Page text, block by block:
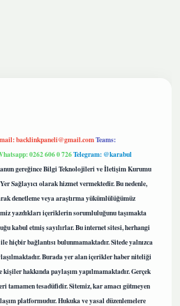
backlinkpaneli@gmail.comTeams:
0262 606 0 726Telegram: @karabul
gereğince Bilgi Teknolojileri ve İletişim Kurumu
Sağlayıcı olarak hizmet vermektedir. Bu nedenle,
denetleme veya araştırma yükümlülüğümüz
yazdıkları içeriklerin sorumluluğunu taşımakta
kabul etmiş sayılırlar. Bu internet sitesi, herhangi
hiçbir bağlantısı bulunmamaktadır. Sitede yalnızca
Burada yer alan içerikler haber niteliği
hakkında paylaşım yapılmamaktadır. Gerçek
tamamen tesadüfidir. Sitemiz, kar amacı gütmeyen
platformudur. Hukuka ve yasal düzenlemelere